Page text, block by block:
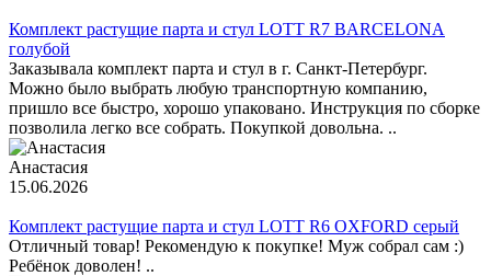
Комплект растущие парта и стул LOTT R7 BARCELONA
голубой
Заказывала комплект парта и стул в г. Санкт-Петербург.
Можно было выбрать любую транспортную компанию,
пришло все быстро, хорошо упаковано. Инструкция по сборке
позволила легко все собрать. Покупкой довольна. ..
Анастасия
15.06.2026
Комплект растущие парта и стул LOTT R6 OXFORD серый
Отличный товар! Рекомендую к покупке! Муж собрал сам :)
Ребёнок доволен! ..